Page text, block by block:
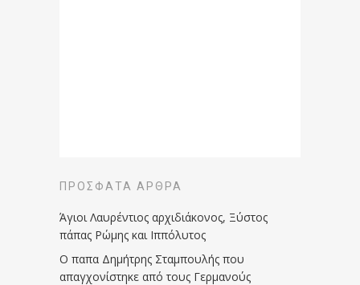
ΠΡΌΣΦΑΤΑ ΆΡΘΡΑ
Άγιοι Λαυρέντιος αρχιδιάκονος, Ξύστος
πάπας Ρώμης και Ιππόλυτος
Ο παπα Δημήτρης Σταμπουλής που
απαγχονίστηκε από τους Γερμανούς